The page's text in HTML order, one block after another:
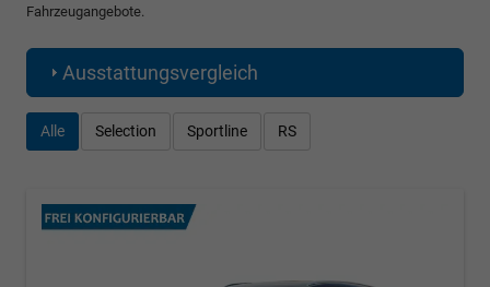
Fahrzeugangebote.
Ausstattungsvergleich
Alle Selection Sportline RS